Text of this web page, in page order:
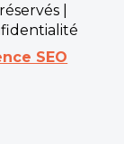
|
SEO